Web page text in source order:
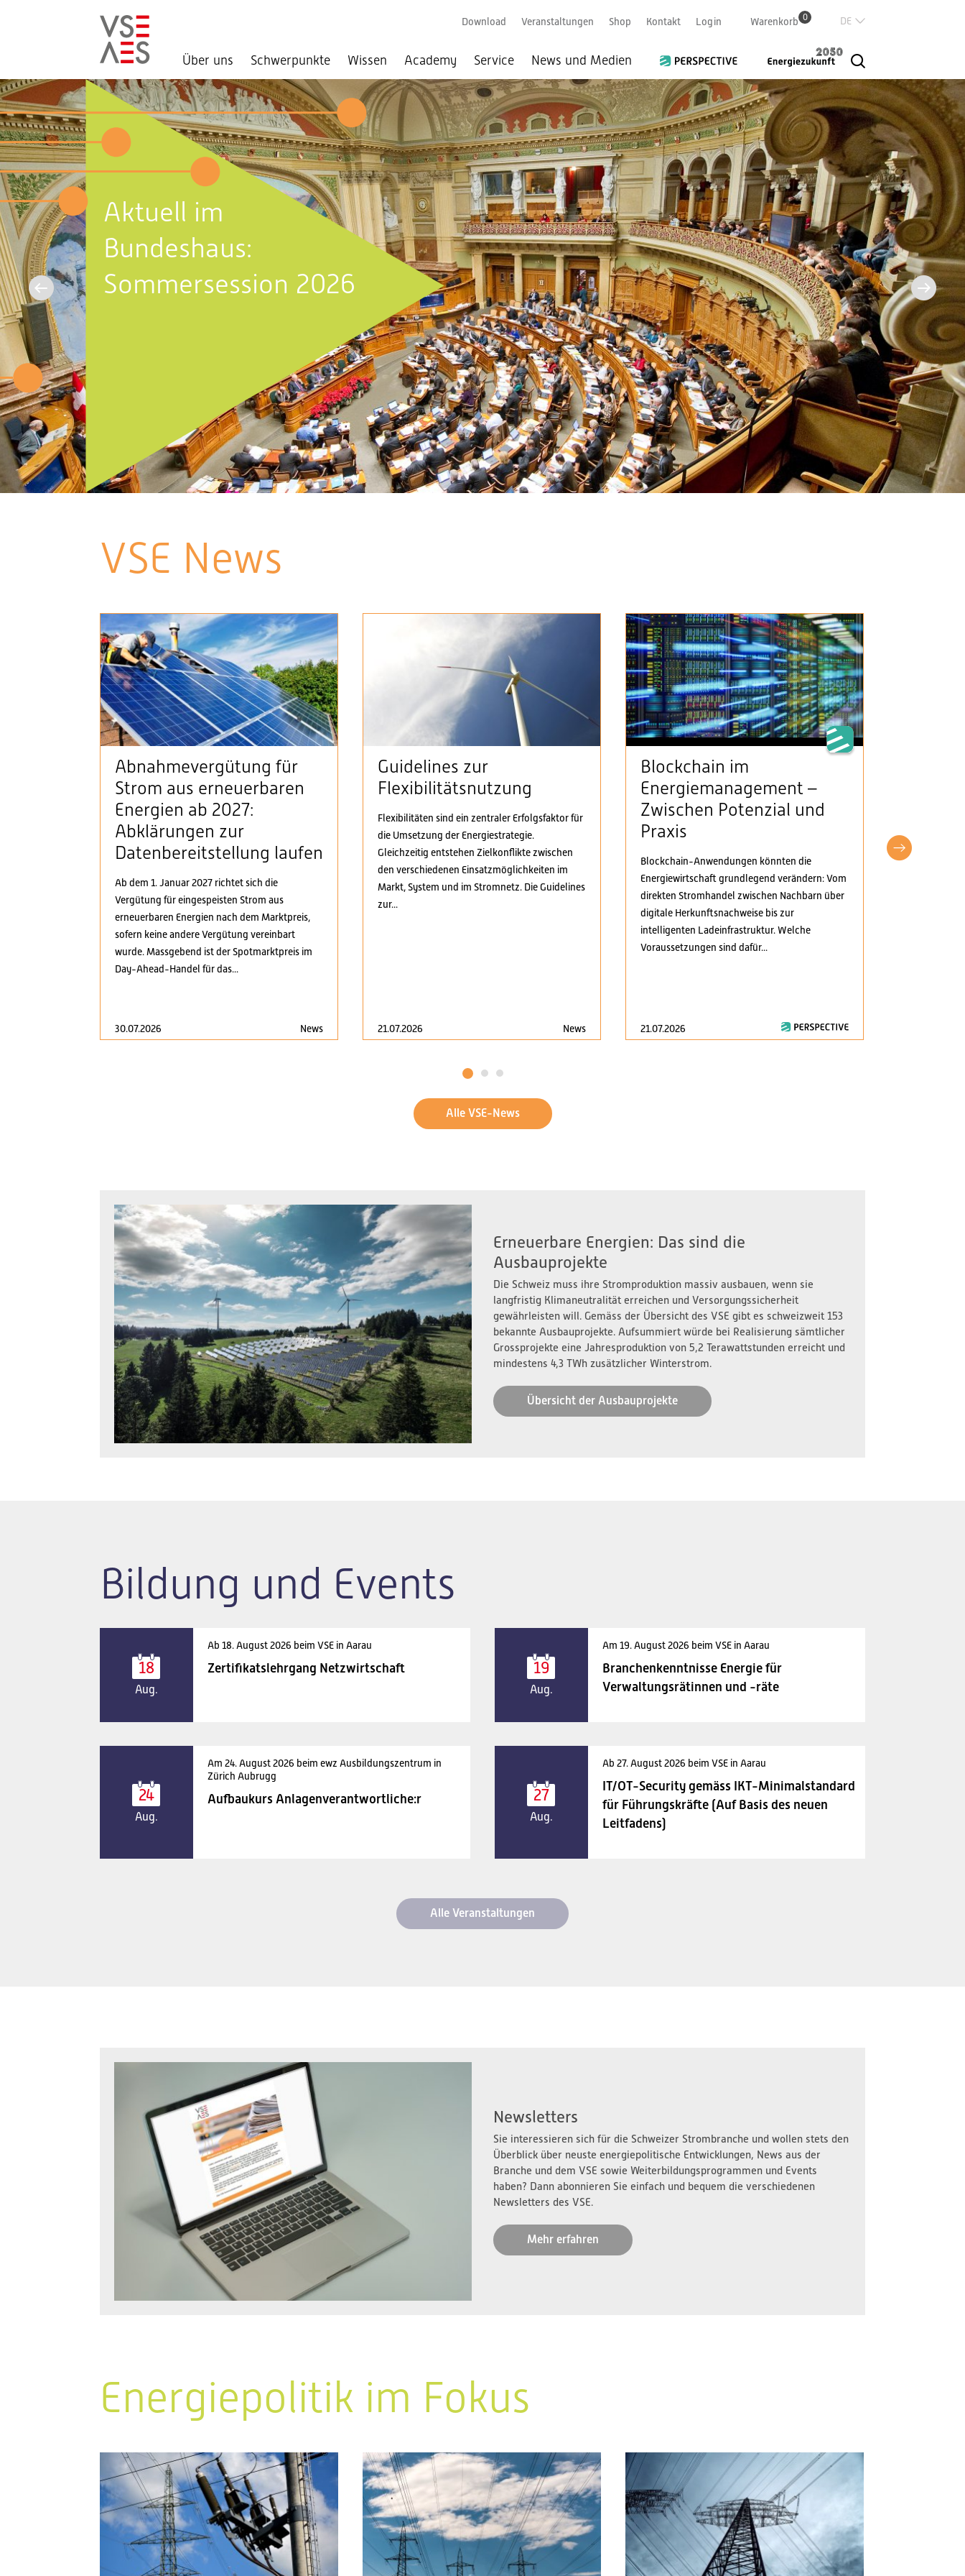
Direkt
zum
Inhalt
Über uns Schwerpunkte Wissen Academy Service News und Medien
Download Veranstaltungen Shop Kontakt Login Warenkorb 0
Aktuell im
Bundeshaus:
Sommersession 2026
VSE News
Abnahmevergütung für
Strom aus erneuerbaren
Energien ab 2027:
Abklärungen zur
Datenbereitstellung laufen
Ab dem 1. Januar 2027 richtet sich die
Vergütung für eingespeisten Strom aus
erneuerbaren Energien nach dem Marktpreis,
sofern keine andere Vergütung vereinbart
wurde. Massgebend ist der Spotmarktpreis im
Day-Ahead-Handel für das...
30.07.2026 News
Guidelines zur
Flexibilitätsnutzung
Flexibilitäten sind ein zentraler Erfolgsfaktor für
die Umsetzung der Energiestrategie.
Gleichzeitig entstehen Zielkonflikte zwischen
den verschiedenen Einsatzmöglichkeiten im
Markt, System und im Stromnetz. Die Guidelines
zur...
21.07.2026 News
Blockchain im
Energiemanagement –
Zwischen Potenzial und
Praxis
Blockchain-Anwendungen könnten die
Energiewirtschaft grundlegend verändern: Vom
direkten Stromhandel zwischen Nachbarn über
digitale Herkunftsnachweise bis zur
intelligenten Ladeinfrastruktur. Welche
Voraussetzungen sind dafür...
21.07.2026
fordert
1 2 3
Alle VSE-News
Erneuerbare Energien: Das sind die
Ausbauprojekte
Die Schweiz muss ihre Stromproduktion massiv ausbauen, wenn sie
langfristig Klimaneutralität erreichen und Versorgungssicherheit
gewährleisten will. Gemäss der Übersicht des VSE gibt es schweizweit 153
bekannte Ausbauprojekte. Aufsummiert würde bei Realisierung sämtlicher
Grossprojekte eine Jahresproduktion von 5,2 Terawattstunden erreicht und
mindestens 4,3 TWh zusätzlicher Winterstrom.
Übersicht der Ausbauprojekte
Bildung und Events
18
Aug.
Ab 18. August 2026 beim VSE in Aarau
Zertifikatslehrgang Netzwirtschaft 19
Aug.
Am 19. August 2026 beim VSE in Aarau
Branchenkenntnisse Energie für
Verwaltungsrätinnen und -räte
24
Aug.
Am 24. August 2026 beim ewz Ausbildungszentrum in
Zürich Aubrugg
Aufbaukurs Anlagenverantwortliche:r 27
Aug.
Ab 27. August 2026 beim VSE in Aarau
IT/OT-Security gemäss IKT-Minimalstandard
für Führungskräfte (Auf Basis des neuen
Leitfadens)
Alle Veranstaltungen
Newsletters
Sie interessieren sich für die Schweizer Strombranche und wollen stets den
Überblick über neuste energiepolitische Entwicklungen, News aus der
Branche und dem VSE sowie Weiterbildungsprogrammen und Events
haben? Dann abonnieren Sie einfach und bequem die verschiedenen
Newsletters des VSE.
Mehr erfahren
Energiepolitik im Fokus